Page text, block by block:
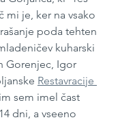
mi je, ker na vsako
poda tehten
kuharski
Gorenjec, Igor
Restavracije
sem imel čast
dni, a vseeno